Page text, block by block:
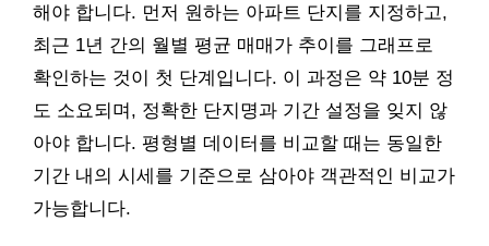
해야 합니다. 먼저 원하는 아파트 단지를 지정하고,
최근 1년 간의 월별 평균 매매가 추이를 그래프로
확인하는 것이 첫 단계입니다. 이 과정은 약 10분 정
도 소요되며, 정확한 단지명과 기간 설정을 잊지 않
아야 합니다. 평형별 데이터를 비교할 때는 동일한
기간 내의 시세를 기준으로 삼아야 객관적인 비교가
가능합니다.